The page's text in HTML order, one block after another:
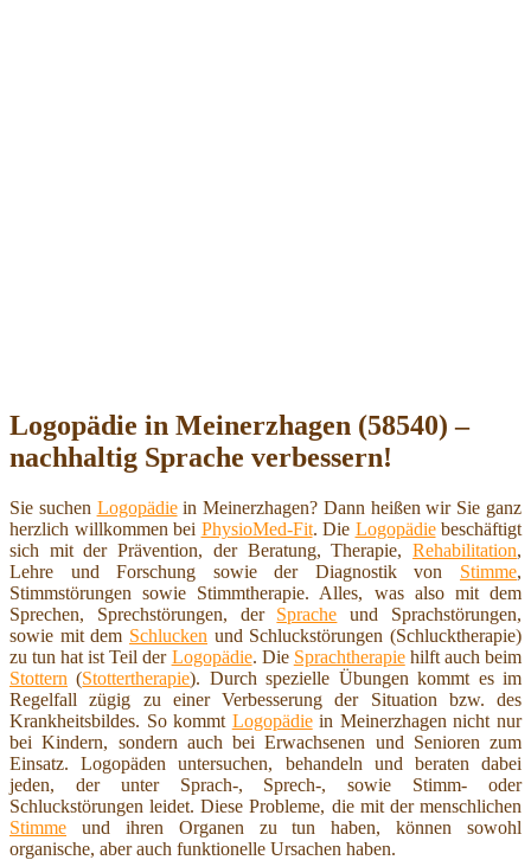
Logopädie in Meinerzhagen (58540) –
nachhaltig Sprache verbessern!
Sie suchen Logopädiein Meinerzhagen? Dann heißen wir Sie ganz
herzlich willkommen bei PhysioMed-Fit. Die Logopädiebeschäftigt
sich mit der Prävention, der Beratung, Therapie, Rehabilitation,
Lehre und Forschung sowie der Diagnostik von Stimme,
Stimmstörungen sowie Stimmtherapie. Alles, was also mit dem
Sprechen, Sprechstörungen, der Sprache und Sprachstörungen,
sowie mit dem Schlucken und Schluckstörungen (Schlucktherapie)
zu tun hat ist Teil der Logopädie. Die Sprachtherapiehilft auch beim
Stottern (Stottertherapie). Durch spezielle Übungen kommt es im
Regelfall zügig zu einer Verbesserung der Situation bzw. des
Krankheitsbildes. So kommt Logopädiein Meinerzhagen nicht nur
bei Kindern, sondern auch bei Erwachsenen und Senioren zum
Einsatz. Logopäden untersuchen, behandeln und beraten dabei
jeden, der unter Sprach-, Sprech-, sowie Stimm- oder
Schluckstörungen leidet. Diese Probleme, die mit der menschlichen
Stimme und ihren Organen zu tun haben, können sowohl
organische, aber auch funktionelle Ursachen haben.